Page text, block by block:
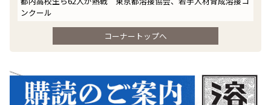
ンクール
コーナートップへ